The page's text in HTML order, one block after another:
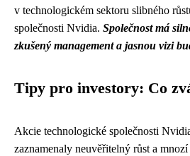
v technologickém sektoru slibného
společnosti Nvidia. Společnost má
zkušený management a jasnou vizi
Tipy pro investory: Co
Akcie technologické společnosti
zaznamenaly neuvěřitelný růst a